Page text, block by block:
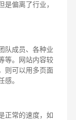
偏离了行业，
队成员、各种业
等。网站内容较
则可以用多页面
感。
正常的速度，如